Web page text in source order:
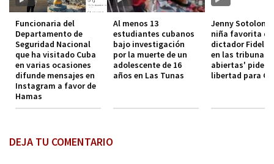
Funcionaria del
Departamento de
Seguridad Nacional
que ha visitado Cuba
en varias ocasiones
difunde mensajes en
Instagram a favor de
Hamas
Al menos 13
estudiantes cubanos
bajo investigación
por la muerte de un
adolescente de 16
años en Las Tunas
Jenny
niña favorita
dictador Fidel
en las tribunas
abiertas' pide
libertad para
DEJA TU COMENTARIO